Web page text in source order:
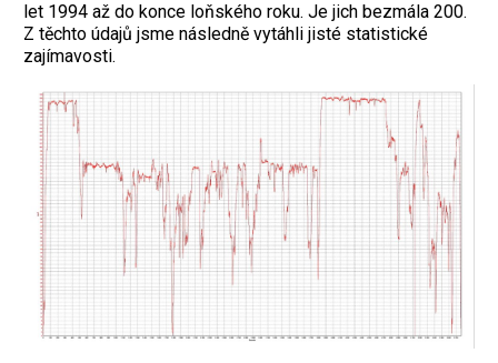
let 1994 až do konce loňského roku. Je jich bezmála 200.
Z těchto údajů jsme následně vytáhli jisté statistické
zajímavosti.